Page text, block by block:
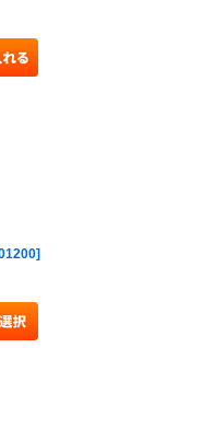
]